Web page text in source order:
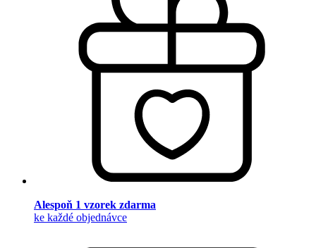
Alespoň 1 vzorek zdarma
ke každé objednávce